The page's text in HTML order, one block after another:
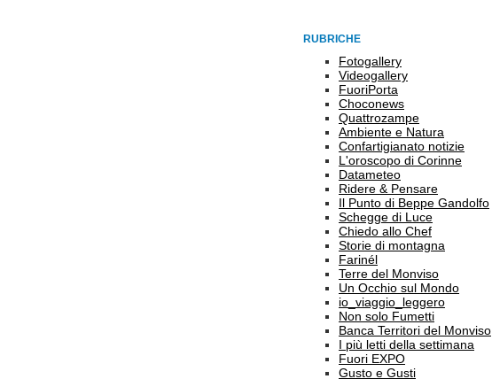
RUBRICHE
Fotogallery
Videogallery
FuoriPorta
Choconews
Quattrozampe
Ambiente e Natura
Confartigianato notizie
L'oroscopo di Corinne
Datameteo
Ridere & Pensare
Il Punto di Beppe Gandolfo
Schegge di Luce
Chiedo allo Chef
Storie di montagna
Farinél
Terre del Monviso
Un Occhio sul Mondo
io_viaggio_leggero
Non solo Fumetti
Banca Territori del Monviso
I più letti della settimana
Fuori EXPO
Gusto e Gusti